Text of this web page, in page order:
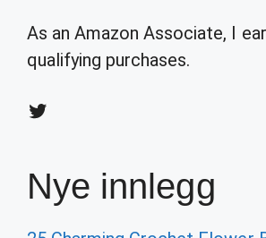
As an Amazon Associate, I
qualifying purchases.
Twitter
Nye innlegg